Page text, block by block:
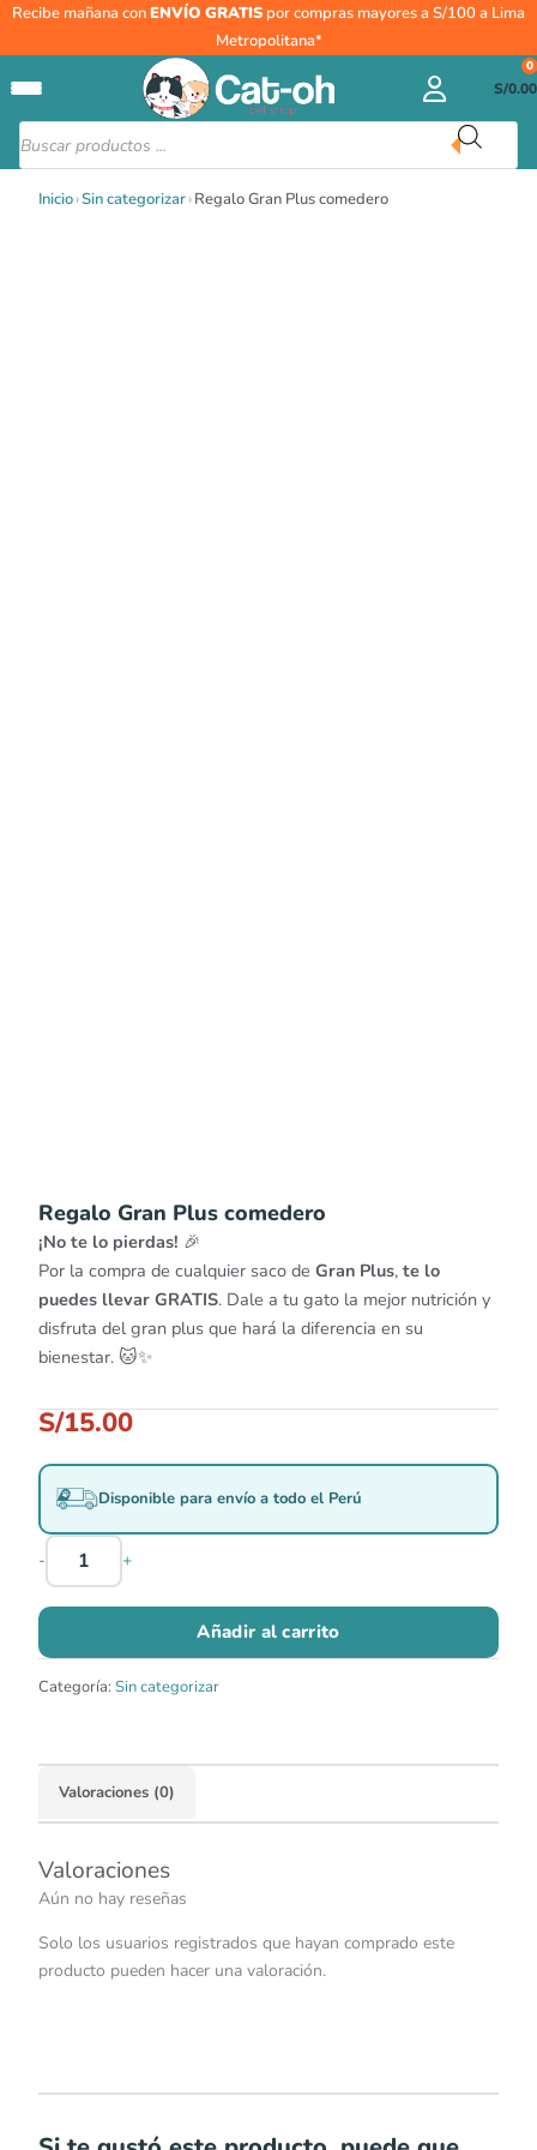
Recibe mañana conENVÍO GRATIS por compras mayores a S/100 a Lima
Metropolitana*
Búsqueda
de
productos
S/0.00
0
Inicio›Sin categorizar›Regalo Gran Plus comedero
Regalo Gran Plus comedero
¡No te lo pierdas! 🎉
Por la compra de cualquier saco de Gran Plus, te lo
puedes llevar GRATIS. Dale a tu gato la mejor nutrición y
disfruta del gran plus que hará la diferencia en su
bienestar. 🐱✨
S/15.00
Disponible para envío a todo el Perú
-
Regalo
comedero
cantidad
+
Añadir al carrito
Categoría: Sin categorizar
Valoraciones (0)
Valoraciones
Aún no hay reseñas
Solo los usuarios registrados que hayan comprado este
producto pueden hacer una valoración.